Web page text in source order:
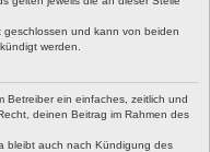
geschlossen und kann von beiden
werden.
Betreiber ein einfaches, zeitlich und
deinen Beitrag im Rahmen des
bleibt auch nach Kündigung des